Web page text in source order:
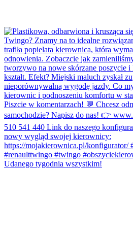
Udanego tygodnia wszystkim!